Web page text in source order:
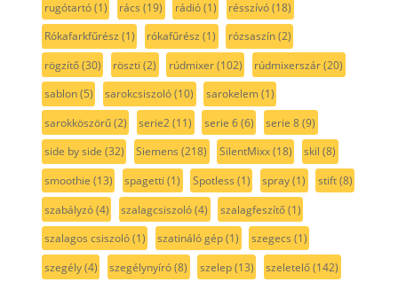
rugótartó(1) rács (19) rádió(1) résszívó(18)
Rókafarkfűrész (1) rókafűrész (1) rózsaszín(2)
rögzítő(30) röszti (2) rúdmixer(102) rúdmixerszár(20)
sablon(5) sarokcsiszoló(10) sarokelem(1)
sarokköszörű(2) serie2(11) serie 6(6) serie 8(9)
side by side (32) Siemens (218) SilentMixx(18) skil (8)
smoothie (13) spagetti (1) Spotless (1) spray(1) stift(8)
szabályzó(4) szalagcsiszoló(4) szalagfeszítő(1)
szalagos csiszoló(1) szatináló gép(1) szegecs (1)
szegély(4) szegélynyíró(8) szelep(13) szeletelő(142)